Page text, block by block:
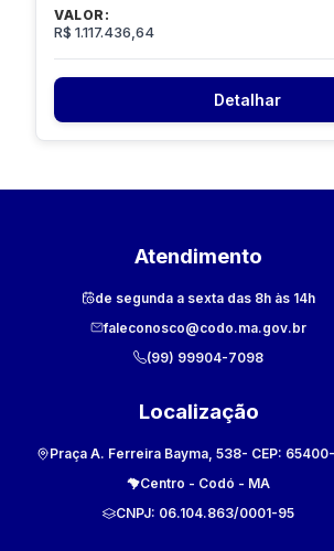
VALOR:
R$ 1.117.436,64
Detalhar
Atendimento
de segunda a sexta das 8h às 14h
faleconosco@codo.ma.gov.br
(99) 99904-7098
Localização
Praça A. Ferreira Bayma, 538- CEP:
Centro - Codó - MA
CNPJ: 06.104.863/0001-95